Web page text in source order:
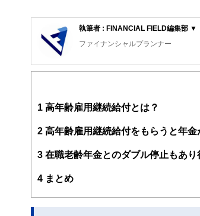
執筆者 : FINANCIAL FIELD編集部 ▼
ファイナンシャルプランナー
FinancialField編集部は、金融、経済
案から記事掲載まですべての工程に
FinancialFieldの特徴は、ファイナン
ー、公認会計士、社会保険労務士、
私たちは、快適でより良い生活のア
1 高年齢雇用継続給付とは？
2 高年齢雇用継続給付をもらうと年金
3 在職老齢年金とのダブル停止もあり
4 まとめ